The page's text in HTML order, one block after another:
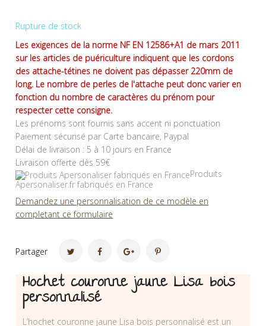
Rupture de stock
Les exigences de la norme NF EN 12586+A1 de mars 2011
sur les articles de puériculture indiquent que les cordons
des attache-tétines ne doivent pas dépasser 220mm de
long. Le nombre de perles de l'attache peut donc varier en
fonction du nombre de caractères du prénom pour
respecter cette consigne.
Les prénoms sont fournis sans accent ni ponctuation
Paiement sécurisé par Carte bancaire, Paypal
Délai de livraison : 5 à 10 jours en France
Livraison offerte dès 59€
Produits
Apersonaliser.fr fabriqués en France
Demandez une personnalisation de ce modèle en
completant ce formulaire
Partager
Hochet couronne jaune Lisa bois
personnalisé
L’hochet couronne jaune Lisa bois personnalisé est un